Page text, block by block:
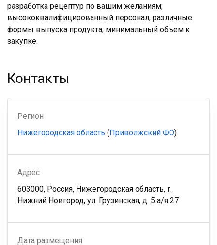
разработка рецептур по вашим желаниям;
высококвалифицированный персонал; различные
формы выпуска продукта; минимальный объем к
закупке.
Контакты
Регион
Нижегородская область (Приволжский ФО)
Адрес
603000, Россия, Нижегородская область, г.
Нижний Новгород, ул. Грузинская, д. 5 а/я 27
Дата размещения